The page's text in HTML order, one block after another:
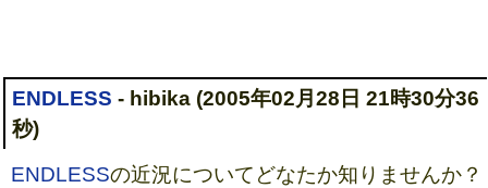
ENDLESS - hibika (2005年02月28日 21時30分36
秒)
ENDLESSの近況についてどなたか知りませんか？